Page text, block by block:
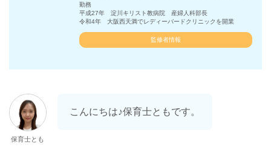
勤務
平成27年 淀川キリスト教病院 産婦人科部長
令和4年 大阪西天満でレディーバードクリニックを開業
監修者情報
保育士とも
こんにちは♪保育士ともです。